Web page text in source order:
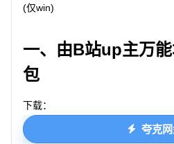
(仅win)
一、由B站up主万
包
下载：
夸克